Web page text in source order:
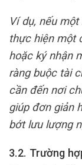
Ví dụ, nếu
thực hiện một
hoặc ký nhận
ràng buộc tài
cần đến nơi
giúp đơn giản
bớt lưu lượng
3.2. Trường